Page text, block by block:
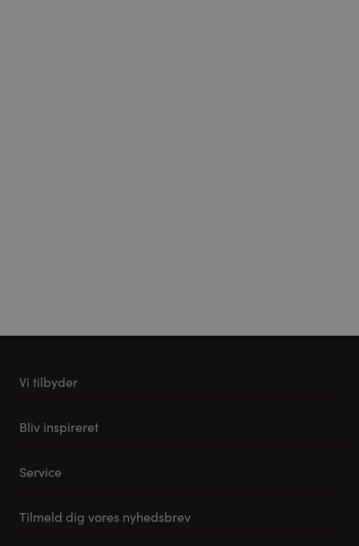
Vi tilbyder
Køkkener
Tilbehør og reservedele
Bliv inspireret
Service
Leveringsmuligheder
Tilmeld dig vores nyhedsbrev